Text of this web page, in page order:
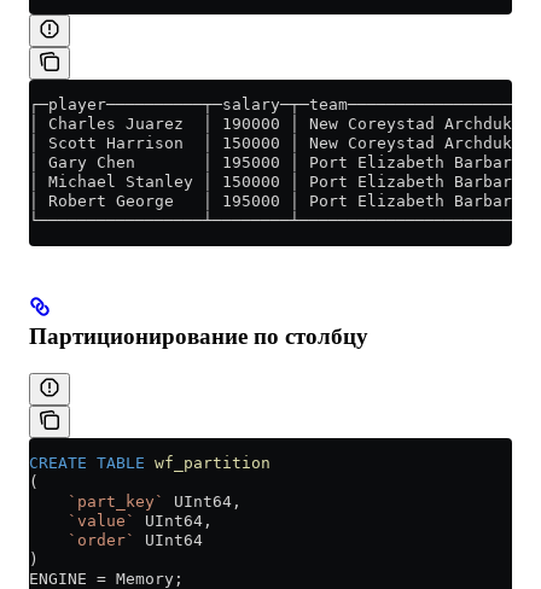
│ Charles Juarez  │ 190000 │ New Coreystad
│ Scott Harrison  │ 150000 │ New Coreystad
│ Gary Chen       │ 195000 │ Port Elizabeth
│ Michael Stanley │ 150000 │ Port Elizabeth
│ Robert George   │ 195000 │ Port Elizabeth
Партиционирование по столбцу
CREATE TABLE wf_partition
(
    `part_key`
UInt64,
    `value`
UInt64,
    `order`
UInt64
)
ENGINE = Memory;